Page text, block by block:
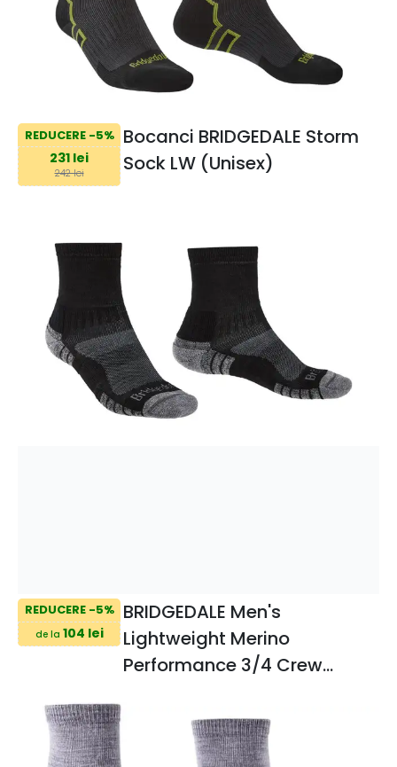
REDUCERE -5%
231 lei
242 lei
Bocanci BRIDGEDALE Storm
Sock LW (Unisex)
REDUCERE -5%
de la 104 lei
BRIDGEDALE Men's
Lightweight Merino
Performance 3/4 Crew